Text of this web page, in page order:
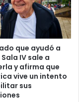
que ayudó a
IV sale a
y afirma que
vive un intento
sus